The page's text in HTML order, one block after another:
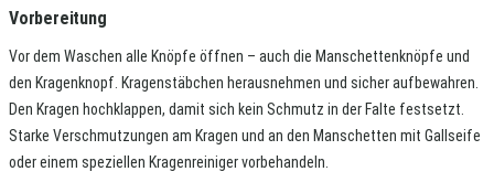
Vorbereitung
Vor dem Waschen alle Knöpfe öffnen – auch die Manschettenknöpfe und
den Kragenknopf. Kragenstäbchen herausnehmen und sicher aufbewahren.
Den Kragen hochklappen, damit sich kein Schmutz in der Falte festsetzt.
Starke Verschmutzungen am Kragen und an den Manschetten mit Gallseife
oder einem speziellen Kragenreiniger vorbehandeln.